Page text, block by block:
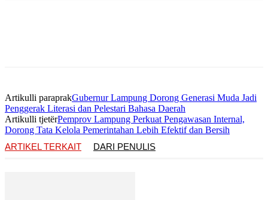
Artikulli paraprakGubernur Lampung Dorong Generasi Muda Jadi
Penggerak Literasi dan Pelestari Bahasa Daerah
Artikulli tjetërPemprov Lampung Perkuat Pengawasan Internal,
Dorong Tata Kelola Pemerintahan Lebih Efektif dan Bersih
ARTIKEL TERKAIT
DARI PENULIS